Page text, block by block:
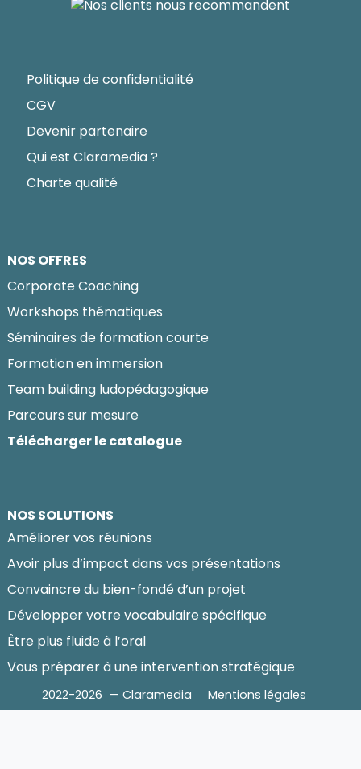
Politique de confidentialité
CGV
Devenir partenaire
Qui est Claramedia ?
Charte qualité
NOS OFFRES
Corporate Coaching
Workshops thématiques
Séminaires de formation courte
Formation en immersion
Team building ludopédagogique
Parcours sur mesure
Télécharger le catalogue
NOS SOLUTIONS
Améliorer vos réunions
Avoir plus d’impact dans vos présentations
Convaincre du bien-fondé d’un projet
Développer votre vocabulaire spécifique
Être plus fluide à l’oral
Vous préparer à une intervention stratégique
2022-2026 — Claramedia Mentions légales